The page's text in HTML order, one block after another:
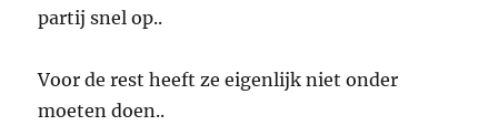
partij snel op..
Voor de rest heeft ze eigenlijk niet onder
moeten doen..